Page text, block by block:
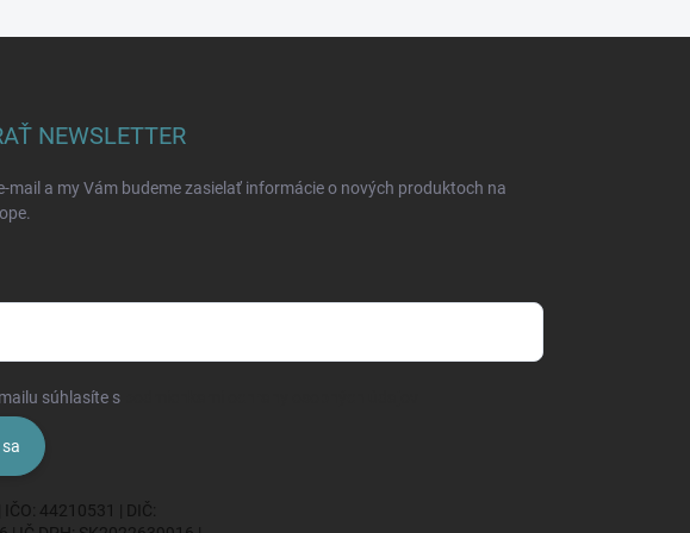
NEWSLETTER
mail a my Vám budeme zasielať informácie o nových produktoch na
súhlasíte s
IČO: 44210531 | DIČ: